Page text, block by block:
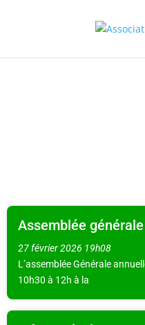
Assemblée
27 février 2026 19h08
L’assemblée Générale
10h30 à 12h à la